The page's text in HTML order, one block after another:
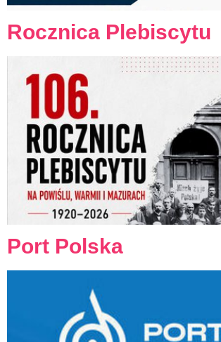
Rocznica Plebiscytu
Port Polska